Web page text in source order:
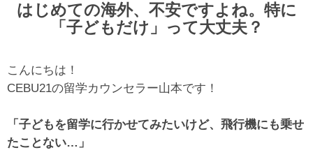
はじめての海外、不安ですよね。特に
「子どもだけ」って大丈夫？
こんにちは！
CEBU21の留学カウンセラー山本です！
「子どもを留学に行かせてみたいけど、飛行機にも乗せ
たことない…」